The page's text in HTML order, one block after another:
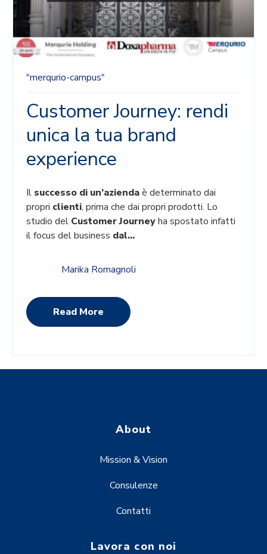
"merqurio-campus"
Customer Journey: rendi
unica la tua brand
experience
Il successo di un’aziendaè determinato dai
propri clienti, prima che dai propri prodotti. Lo
studio del Customer Journeyha spostato infatti
il focus del business dal...
Marika Romagnoli
Read More
About
Mission & Vision
Consulenze
Contatti
Lavora con noi